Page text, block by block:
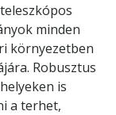
minden
környezetben
Robusztus
is
a terhet,